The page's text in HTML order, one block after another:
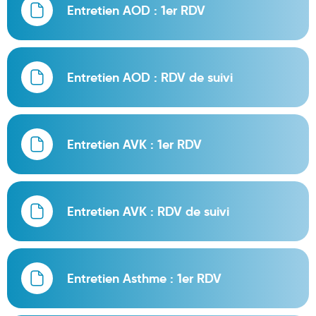
Aromathérapie
Diététique minceur
Phytothérapie
Régimes médicaux
Gemmothérapie
Confiserie
Voies respiratoires
Oligothérapie
Compléments alimentaires
Médicaments et Santé
Premiers soins
Pansements
Entretien AOD : 1er RDV
Entretien AOD : RDV de suivi
Entretien AVK : 1er RDV
Entretien AVK : RDV de suivi
Entretien Asthme : 1er RDV